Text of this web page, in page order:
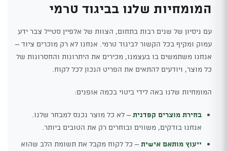
המומחיות שלנו בביגוד טרמי
עם ניסיון של שנים רבות בתחום, הצוות של אלפיין סטייל צבר ידע
עמוק ומקיף בכל הקשור לביגוד טרמי. אנחנו לא רק מוכרים ציוד –
אנחנו משתמשים בו בעצמנו, מכירים את היתרונות והחסרונות של
כל מוצר, ויודעים להתאים את הפריט הנכון לכל לקוח.
המומחיות שלנו באה לידי ביטוי בכמה אופנים:
בחירת מוצרים קפדנית– לא כל מוצר נכנס למבחר שלנו.
אנחנו בודקים, משווים ובוחרים רק את הטובים ביותר.
ייעוץ מותאם אישית– כל לקוח מקבל את תשומת הלב שהוא